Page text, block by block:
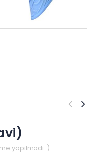
yapılmadı. )